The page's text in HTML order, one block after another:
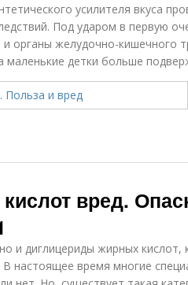
усилителя вкуса
Под ударом в первую
органы желудочно-кишечного
детки больше
вред.
и диглицериды жирных кислот,
настоящее время многие